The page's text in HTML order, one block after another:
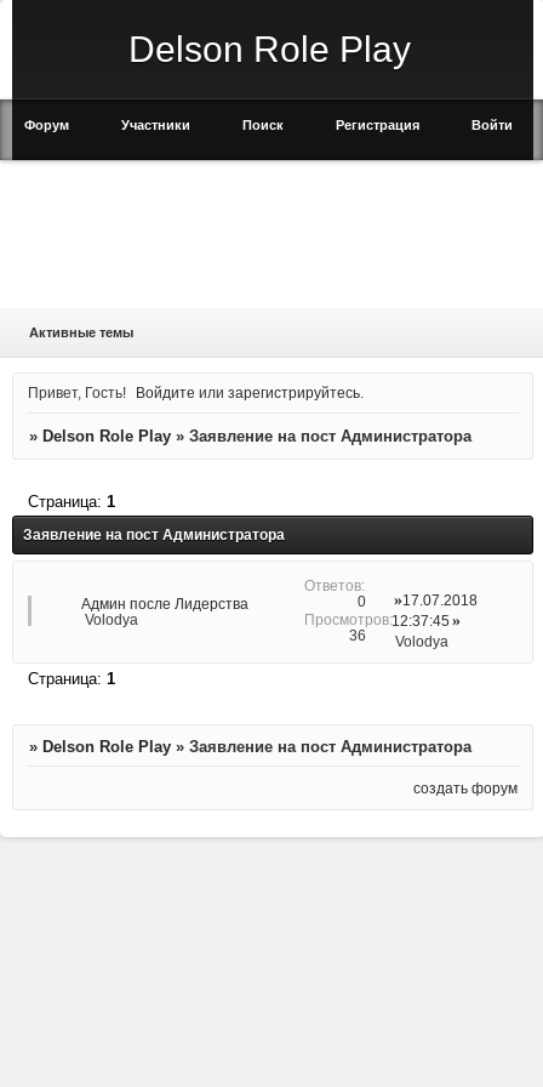
Delson Role Play
Форум Участники Поиск Регистрация Войти
Активные темы
Привет, Гость! Войдите илизарегистрируйтесь
» Delson Role Play » Заявление на пост Администратора
Заявление на пост Администратора
Страница: 1
Админ после Лидерства
Volodya
0
36
17.07.2018
12:37:45
Volodya
Страница: 1
» Delson Role Play » Заявление на пост Администратора
создать форум